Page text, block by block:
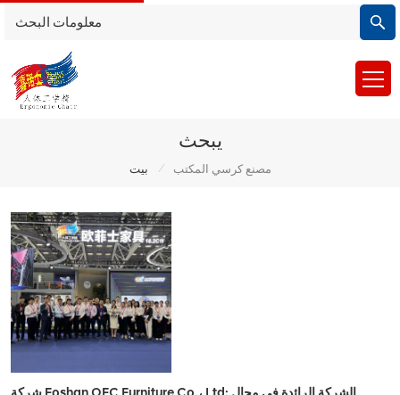
يبحث
بيت / مصنع كرسي المكتب